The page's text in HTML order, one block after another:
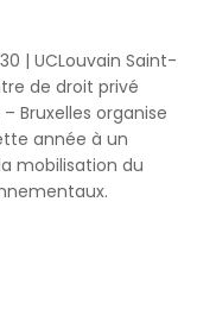
| UCLouvain Saint-
de droit privé
Bruxelles organise
année à un
mobilisation du